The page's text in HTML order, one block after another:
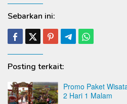
Sebarkan ini:
Posting terkait:
Promo Paket
2 Hari 1 Malam